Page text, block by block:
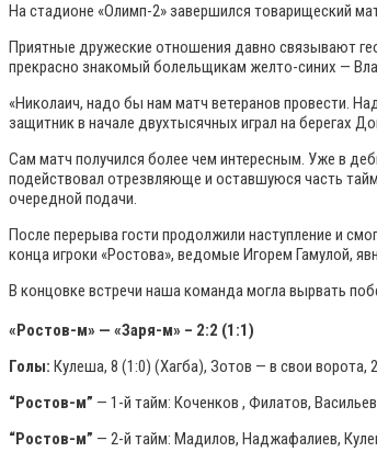
На стадионе «Олимп-2» завершился товарищеский
Приятные дружеские отношения давно связывают
прекрасно знакомый болельщикам желто-синих —
«Николаич, надо бы нам матч ветеранов провести.
защитник в начале двухтысячных играл на берегах
Сам матч получился более чем интересным. Уже в
подействовал отрезвляюще и оставшуюся часть
очередной подачи.
После перерыва гости продолжили наступление и
конца игроки «Ростова», ведомые Игорем Гамулой,
В концовке встречи наша команда могла вырвать
«Ростов-м» — «Заря-м» – 2:2 (1:1)
Голы: Кулеша, 8 (1:0) (Хагба), Зотов — в свои ворота,
“Ростов-м” — 1-й тайм: Коченков , Филатов,
“Ростов-м” — 2-й тайм: Мадилов, Наджафалиев,